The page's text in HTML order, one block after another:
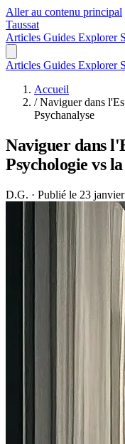
Aller au contenu principal
Taussat
Articles Guides Explorer
Articles Guides Explorer
Accueil
/ Naviguer dans
Psychanalyse
Naviguer dans
Psychologie vs
D.G. · Publié le 23